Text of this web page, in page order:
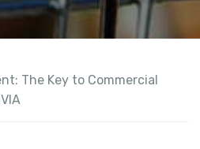
The Key to Commercial